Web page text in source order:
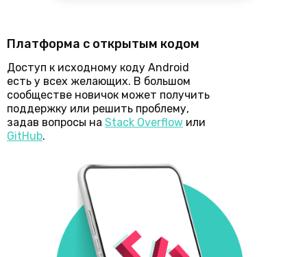
Платформа с открытым кодом
Доступ к исходному коду Android
есть у всех желающих. В большом
сообществе новичок может получить
поддержку или решить проблему,
задав вопросы на Stack Overflow или
GitHub.